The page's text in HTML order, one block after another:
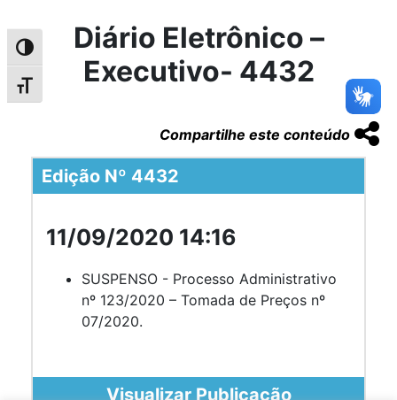
Alternar alto contraste
Alternar tamanho da fonte
Diário Eletrônico –
Executivo- 4432
Compartilhe este conteúdo
Edição Nº 4432
11/09/2020 14:16
SUSPENSO - Processo Administrativo
nº 123/2020 – Tomada de Preços nº
07/2020.
Visualizar Publicação